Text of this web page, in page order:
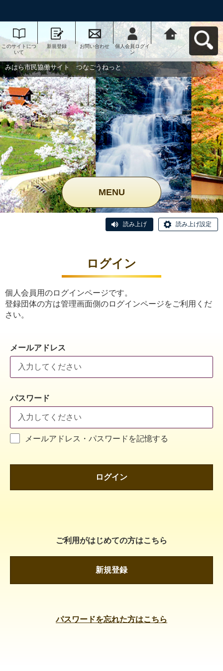
このサイトにつ
いて
新規登録 お問い合わせ
個人会員ログイ
ン
みはら市民協働
サイト つなご
うねっとへ戻る
みはら市民協働サイト つなごうねっと
MENU
読み上げ 読み上げ設定
ログイン
個人会員用のログインページです。
登録団体の方は管理画面側のログインページをご利用くだ
さい。
メールアドレス
パスワード
メールアドレス・パスワードを記憶する
ログイン
ご利用がはじめての方はこちら
新規登録
パスワードを忘れた方はこちら